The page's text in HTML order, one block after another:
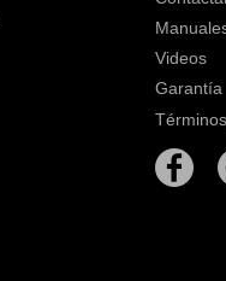
Videos
Garantía